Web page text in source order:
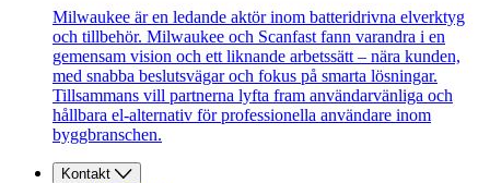
Milwaukee är en ledande aktör inom batteridrivna elverktyg
och tillbehör. Milwaukee och Scanfast fann varandra i en
gemensam vision och ett liknande arbetssätt – nära kunden,
med snabba beslutsvägar och fokus på smarta lösningar.
Tillsammans vill partnerna lyfta fram användarvänliga och
hållbara el-alternativ för professionella användare inom
byggbranschen.
Kontakt